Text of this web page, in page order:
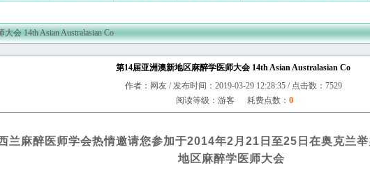
会 14th Asian Australasian Co
第14届亚洲澳新地区麻醉学医师大会 14th Asian Australasian Co
作者：网友 / 发布时间：2019-03-29 12:28:35 / 点击数：7529
阅读等级：游客 耗费点数： 0
兰麻醉医师学会热情邀请您参加于2014年2月21日至25日在奥克兰
地区麻醉学医师大会